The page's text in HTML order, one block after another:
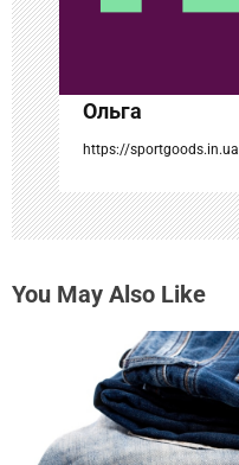
и
с
я
м
Ольга
https://sportgoods.in.ua
You May Also Like